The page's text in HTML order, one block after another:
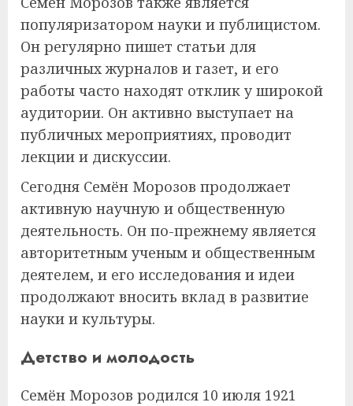
популяризатором науки и публицистом.
Он регулярно пишет статьи для
различных журналов и газет, и его
работы часто находят отклик у широкой
аудитории. Он активно выступает на
публичных мероприятиях, проводит
лекции и дискуссии.
Сегодня Семён Морозов продолжает
активную научную и общественную
деятельность. Он по-прежнему является
авторитетным ученым и общественным
деятелем, и его исследования и идеи
продолжают вносить вклад в развитие
науки и культуры.
Детство и молодость
Семён Морозов родился 10 июля 1921